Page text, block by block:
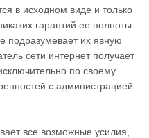
в исходном виде и только
гарантий ее полноты
подразумевает их явную
сети интернет получает
по своему
с администрацией
все возможные усилия,